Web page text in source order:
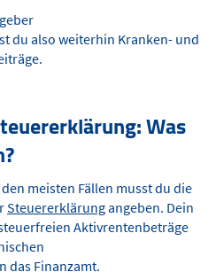
du also weiterhin Kranken- und
Was
meisten Fällen musst du die
Steuererklärungangeben. Dein
Aktivrentenbeträge
das Finanzamt.